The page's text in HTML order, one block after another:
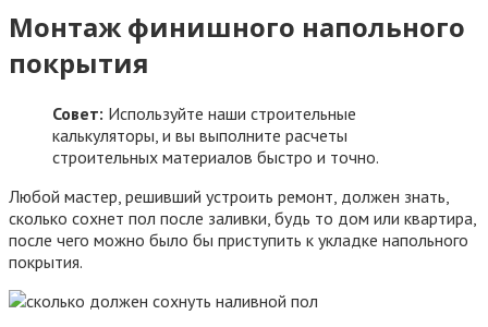
Монтаж финишного напольного
покрытия
Совет: Используйте наши строительные
калькуляторы, и вы выполните расчеты
строительных материалов быстро и точно.
Любой мастер, решивший устроить ремонт, должен знать,
сколько сохнет пол после заливки, будь то дом или квартира,
после чего можно было бы приступить к укладке напольного
покрытия.